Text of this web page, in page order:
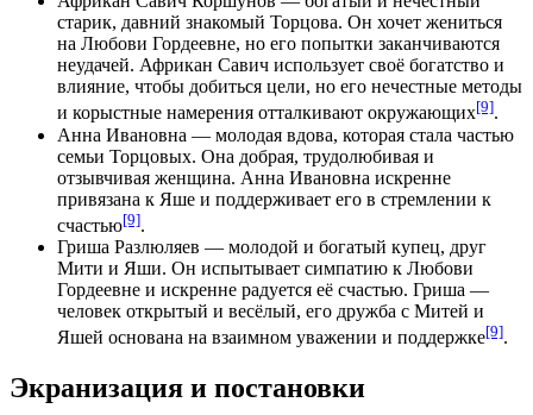
старик, давний знакомый Торцова. Он хочет жениться
на Любови Гордеевне, но его попытки заканчиваются
неудачей. Африкан Савич использует своё богатство и
влияние, чтобы добиться цели, но его нечестные методы
и корыстные намерения отталкивают окружающих[9].
Анна Ивановна — молодая вдова, которая стала частью
семьи Торцовых. Она добрая, трудолюбивая и
отзывчивая женщина. Анна Ивановна искренне
привязана к Яше и поддерживает его в стремлении к
счастью[9].
Гриша Разлюляев — молодой и богатый купец, друг
Мити и Яши. Он испытывает симпатию к Любови
Гордеевне и искренне радуется её счастью. Гриша —
человек открытый и весёлый, его дружба с Митей и
Яшей основана на взаимном уважении и поддержке[9].
Экранизация и постановки